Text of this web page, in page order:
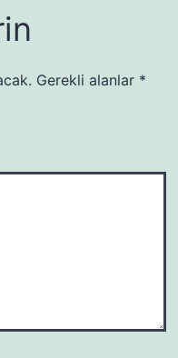
Gerekli alanlar *